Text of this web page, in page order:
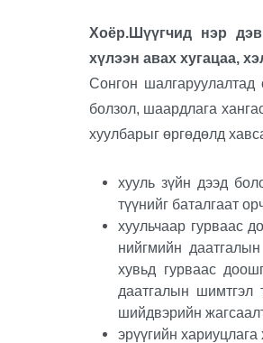
Хоёр.Шүүгчид нэр
хүлээн авах хугацаа,
Сонгон
болзол, шаардлага
хуулбарыг өргөдөлд
хууль зүйн дээд
түүнийг баталгаат
хуульчаар гурваас
нийгмийн
хувьд гурваас
даатгалын шимтгэл
шийдвэрийн
эрүүгийн